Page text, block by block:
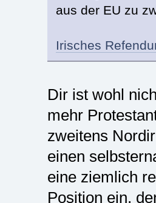
aus der EU zu
Irisches
Dir ist wohl
mehr
zweitens
einen
eine ziemlich
Position ein,